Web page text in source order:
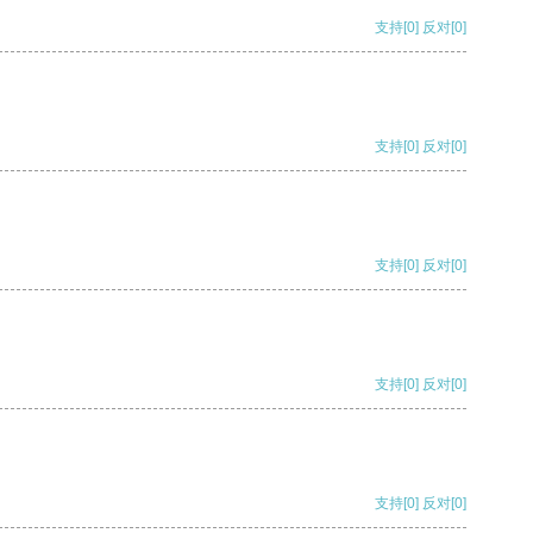
支持[0] 反对[0]
支持[0] 反对[0]
支持[0] 反对[0]
支持[0] 反对[0]
支持[0] 反对[0]